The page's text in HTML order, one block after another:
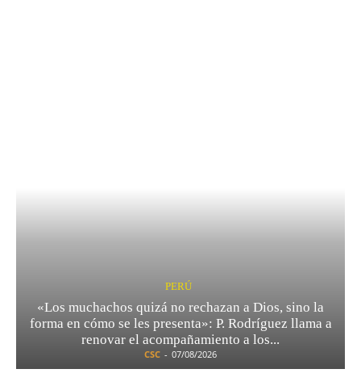
PERÚ
«Los muchachos quizá no rechazan a Dios, sino la
forma en cómo se les presenta»: P. Rodríguez llama a
renovar el acompañamiento a los...
CSC - 07/08/2026